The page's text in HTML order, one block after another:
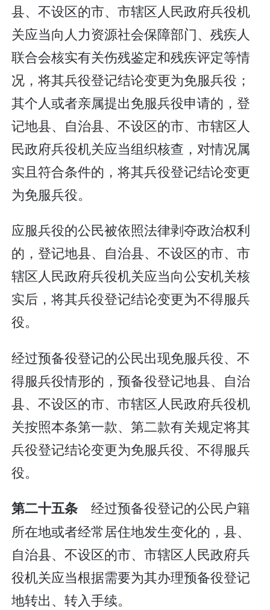
县、不设区的市、市辖区人民政府兵役机
关应当向人力资源社会保障部门、残疾人
联合会核实有关伤残鉴定和残疾评定等情
况，将其兵役登记结论变更为免服兵役；
其个人或者亲属提出免服兵役申请的，登
记地县、自治县、不设区的市、市辖区人
民政府兵役机关应当组织核查，对情况属
实且符合条件的，将其兵役登记结论变更
为免服兵役。
应服兵役的公民被依照法律剥夺政治权利
的，登记地县、自治县、不设区的市、市
辖区人民政府兵役机关应当向公安机关核
实后，将其兵役登记结论变更为不得服兵
役。
经过预备役登记的公民出现免服兵役、不
得服兵役情形的，预备役登记地县、自治
县、不设区的市、市辖区人民政府兵役机
关按照本条第一款、第二款有关规定将其
兵役登记结论变更为免服兵役、不得服兵
役。
第二十五条经过预备役登记的公民户籍
所在地或者经常居住地发生变化的，县、
自治县、不设区的市、市辖区人民政府兵
役机关应当根据需要为其办理预备役登记
地转出、转入手续。